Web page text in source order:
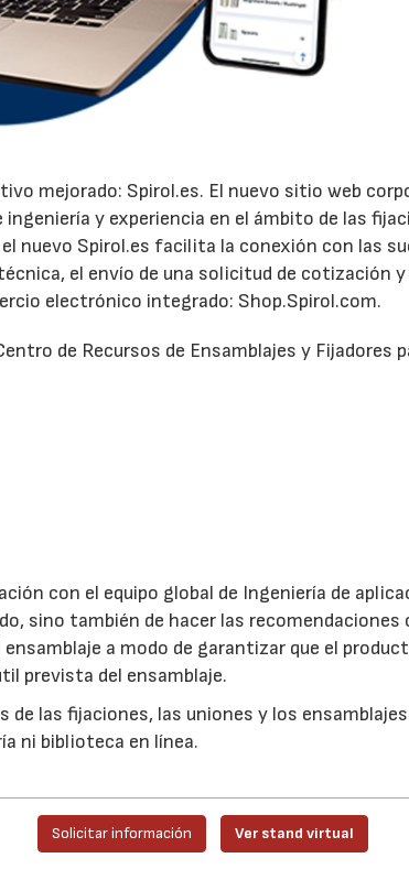
mejorado: Spirol.es. El nuevo sitio web
y experiencia en el ámbito de las
nuevo Spirol.es facilita la conexión con las
el envío de una solicitud de cotización y
electrónico integrado: Shop.Spirol.com.
de Recursos de Ensamblajes y Fijadores
con el equipo global de Ingeniería de
sino también de hacer las recomendaciones
a modo de garantizar que el
prevista del ensamblaje.
las fijaciones, las uniones y los
ni biblioteca en línea.
Solicitar información Ver stand virtual